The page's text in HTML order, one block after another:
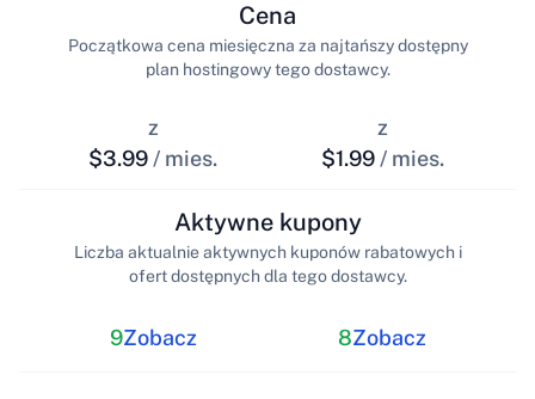
z
$3.99 / mies.
Cena
Początkowa cena miesięczna za najtańszy dostępny
plan hostingowy tego dostawcy.
z
$1.99 / mies.
9Zobacz
Aktywne kupony
Liczba aktualnie aktywnych kuponów rabatowych i
ofert dostępnych dla tego dostawcy.
8Zobacz